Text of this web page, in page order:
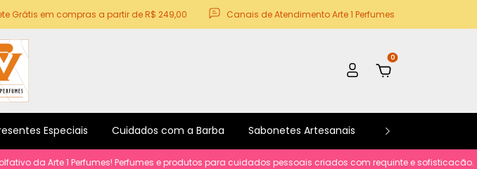
Grátis em compras a partir de R$ 249,00 Canais de Atendimento Arte 1 Perfumes
0
Especiais Cuidados com a Barba Sabonetes Artesanais Kits e Promoções
Arte 1 Perfumes! Perfumes e produtos para cuidados pessoais criados com requinte e sofisticacão.